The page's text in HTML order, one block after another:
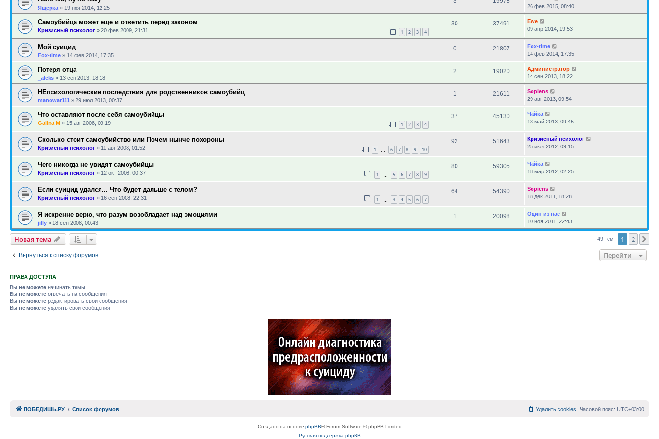
Ящерка » 19 ноя 2014, 12:25
26 фев 2015, 08:40
Самоубийца может еще и ответить перед законом
Кризисный психолог » 20 фев 2009, 21:31 1 2 3 4
30 37491
Ewe
09 апр 2014, 19:53
Мой суицид
Fox-time » 14 фев 2014, 17:35
0 21807
Fox-time
14 фев 2014, 17:35
Потеря отца
_aleks » 13 сен 2013, 18:18
2 19020
Администратор
14 сен 2013, 18:22
НЕпсихологические последствия для родственников самоубийц
manowar111 » 29 июл 2013, 00:37
1 21611
Sopiens
29 авг 2013, 09:54
Что оставляют после себя самоубийцы
Galina M » 15 авг 2008, 09:19 1 2 3 4
37 45130
Чайка
13 май 2013, 09:45
Сколько стоит самоубийство или Почем нынче похороны
Кризисный психолог » 11 авг 2008, 01:52 1 6 7 8 9 10
92 51643
Кризисный психолог
25 июл 2012, 09:15
Чего никогда не увидят самоубийцы
Кризисный психолог » 12 окт 2008, 00:37 1 5 6 7 8 9
80 59305
Чайка
18 мар 2012, 02:25
Если суицид удался... Что будет дальше с телом?
Кризисный психолог » 16 сен 2008, 22:31 1 3 4 5 6 7
64 54390
Sopiens
18 дек 2011, 18:28
Я искренне верю, что разум возобладает над эмоциями
jilly » 18 сен 2008, 00:43
1 20098
Один из нас
10 ноя 2011, 22:43
Новая тема 49 тем 1 2
Вернуться к списку форумов Перейти
ПРАВА ДОСТУПА
Вы не можете начинать темы
Вы не можете отвечать на сообщения
Вы не можете редактировать свои сообщения
Вы не можете удалять свои сообщения
ПОБЕДИШЬ.РУ Список форумов Часовой пояс: UTC+03:00
Удалить cookies
Создано на основе phpBB® Forum Software © phpBB Limited
Русская поддержка phpBB